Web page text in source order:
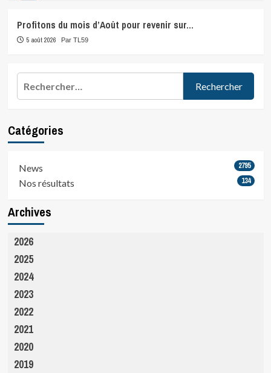
Profitons du mois d’Août pour revenir sur…
5 août 2026 Par TL59
Catégories
News 2795
Nos résultats 134
Archives
2026
2025
2024
2023
2022
2021
2020
2019